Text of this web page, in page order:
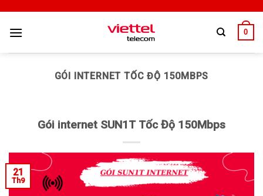
0
GÓI INTERNET TỐC ĐỘ 150MBPS
Gói internet SUN1T Tốc Độ 150Mbps
21
Th9